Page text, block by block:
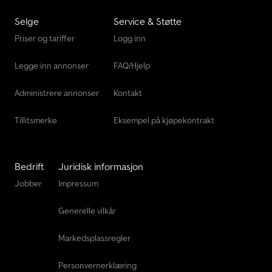
Selge
Priser og tariffer
Legge inn annonser
Administrere annonser
Tillitsmerke
Service & Støtte
Logg inn
FAQ/Hjelp
Kontakt
Eksempel på kjøpekontrakt
Bedrift
Jobber
Juridisk informasjon
Impressum
Generelle vilkår
Markedsplassregler
Personvernerklæring